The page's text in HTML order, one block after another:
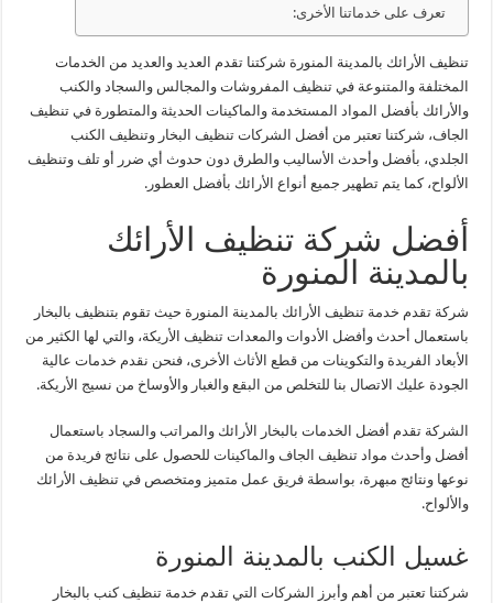
تعرف على خدماتنا الأخرى:
تنظيف الأرائك بالمدينة المنورة شركتنا تقدم العديد والعديد من الخدمات
المختلفة والمتنوعة في تنظيف المفروشات والمجالس والسجاد والكنب
والأرائك بأفضل المواد المستخدمة والماكينات الحديثة والمتطورة في تنظيف
الجاف، شركتنا تعتبر من أفضل الشركات تنظيف البخار وتنظيف الكنب
الجلدي، بأفضل وأحدث الأساليب والطرق دون حدوث أي ضرر أو تلف وتنظيف
الألواح، كما يتم تطهير جميع أنواع الأرائك بأفضل العطور.
أفضل شركة تنظيف الأرائك
بالمدينة المنورة
شركة تقدم خدمة تنظيف الأرائك بالمدينة المنورة حيث تقوم بتنظيف بالبخار
باستعمال أحدث وأفضل الأدوات والمعدات تنظيف الأريكة، والتي لها الكثير من
الأبعاد الفريدة والتكوينات من قطع الأثاث الأخرى، فنحن نقدم خدمات عالية
الجودة عليك الاتصال بنا للتخلص من البقع والغبار والأوساخ من نسيج الأريكة.
الشركة تقدم أفضل الخدمات بالبخار الأرائك والمراتب والسجاد باستعمال
أفضل وأحدث مواد تنظيف الجاف والماكينات للحصول على نتائج فريدة من
نوعها ونتائج مبهرة، بواسطة فريق عمل متميز ومتخصص في تنظيف الأرائك
والألواح.
غسيل الكنب بالمدينة المنورة
شركتنا تعتبر من أهم وأبرز الشركات التي تقدم خدمة تنظيف كنب بالبخار